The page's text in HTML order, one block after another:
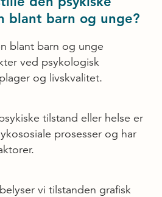
blant barn og unge?
blant barn og unge
ved psykologisk
og livskvalitet.
tilstand eller helse er
prosesser og har
vi tilstanden grafisk